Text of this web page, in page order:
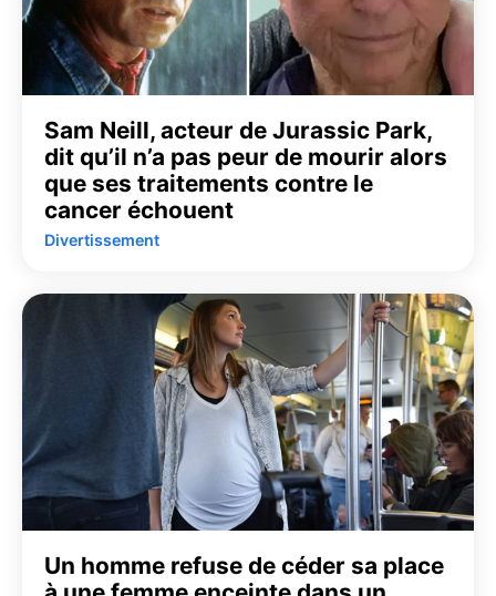
Sam Neill, acteur de Jurassic Park,
dit qu’il n’a pas peur de mourir alors
que ses traitements contre le
cancer échouent
Divertissement
Un homme refuse de céder sa place